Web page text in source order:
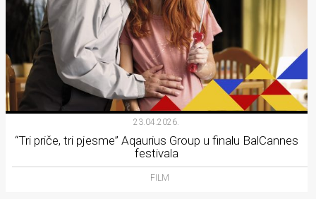
23.04.2026.
“Tri priče, tri pjesme” Aqaurius Group u finalu BalCannes
festivala
FILM